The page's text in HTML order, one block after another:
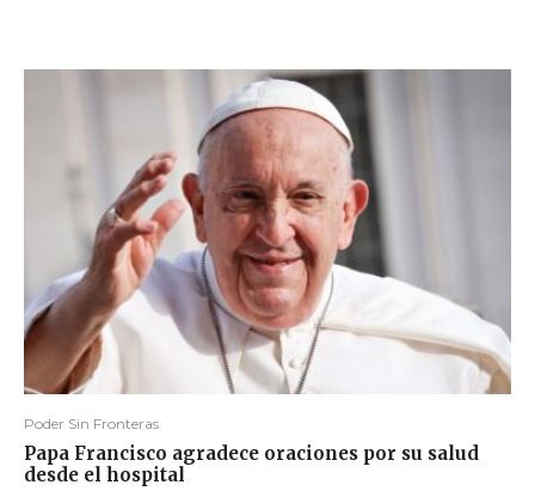
Poder Sin Fronteras
Papa Francisco agradece oraciones por su salud
desde el hospital